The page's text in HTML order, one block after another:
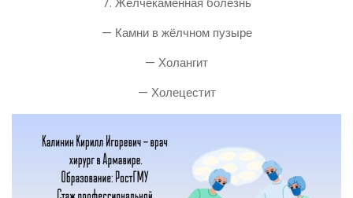
— Камни в жёлчном пузыре
— Холангит
— Холецестит